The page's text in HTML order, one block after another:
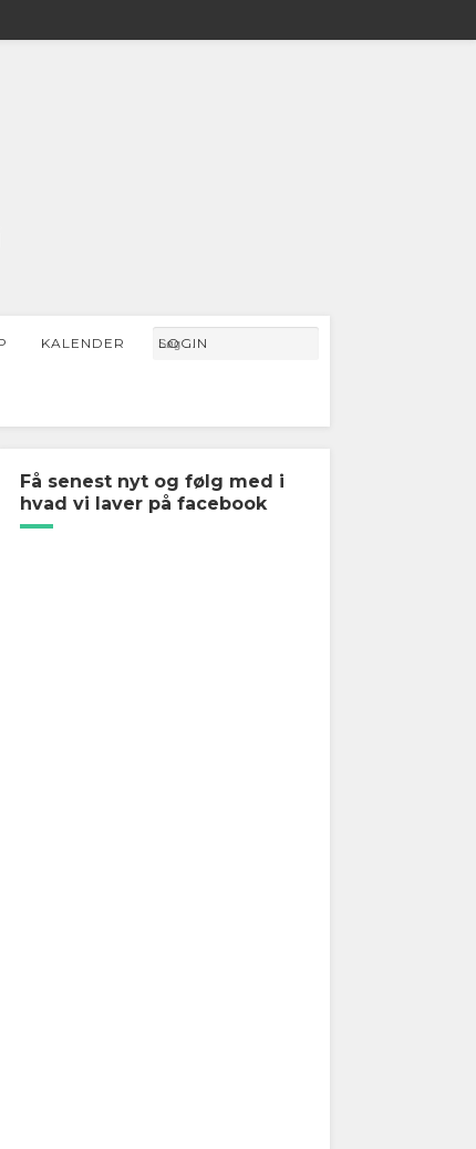
KALENDER LOGIN
Få senest nyt og følg med i
hvad vi laver på facebook